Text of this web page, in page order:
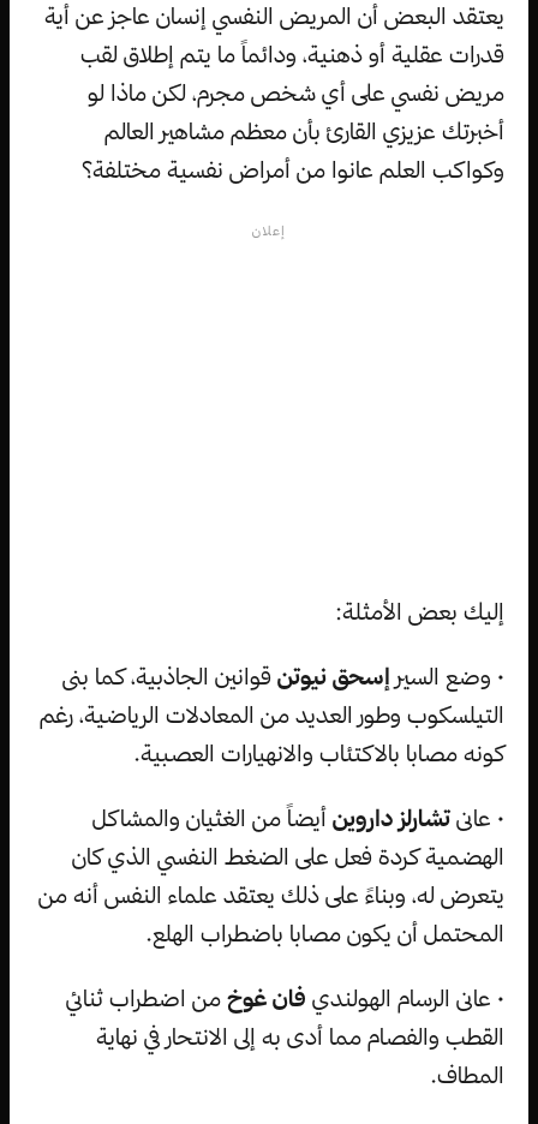
يعتقد البعض أن المريض النفسي إنسان عاجز عن أية
قدرات عقلية أو ذهنية، ودائماً ما يتم إطلاق لقب
مريض نفسي على أي شخص مجرم، لكن ماذا لو
أخبرتك عزيزي القارئ بأن معظم مشاهير العالم
وكواكب العلم عانوا من أمراض نفسية مختلفة؟
إعلان
إليك بعض الأمثلة:
• وضع السير إسحق نيوتن قوانين الجاذبية، كما بنى
التيلسكوب وطور العديد من المعادلات الرياضية، رغم
كونه مصابا بالاكتئاب والانهيارات العصبية.
• عانى تشارلز داروين أيضاً من الغثيان والمشاكل
الهضمية كردة فعل على الضغط النفسي الذي كان
يتعرض له، وبناءً على ذلك يعتقد علماء النفس أنه من
المحتمل أن يكون مصابا باضطراب الهلع.
• عانى الرسام الهولندي فان غوخ من اضطراب ثنائي
القطب والفصام مما أدى به إلى الانتحار في نهاية
المطاف.